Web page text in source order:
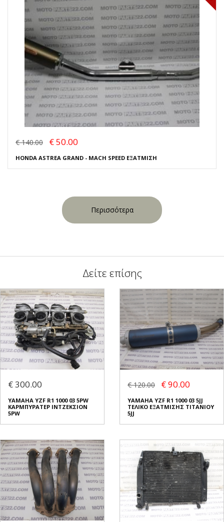
€ 140.00 € 50.00
HONDA ASTREA GRAND - MACH SPEED ΕΞΑΤΜΙΣΗ
Περισσότερα
Δείτε επίσης
€ 300.00
YAMAHA YZF R1 1000 03 5PW
ΚΑΡΜΠΥΡΑΤΕΡ ΙΝΤΖΕΚΣΙΟΝ
5PW
€ 120.00 € 90.00
YAMAHA YZF R1 1000 03 5JJ
ΤΕΛΙΚΟ ΕΞΑΤΜΙΣΗΣ ΤΙΤΑΝΙΟΥ
5JJ